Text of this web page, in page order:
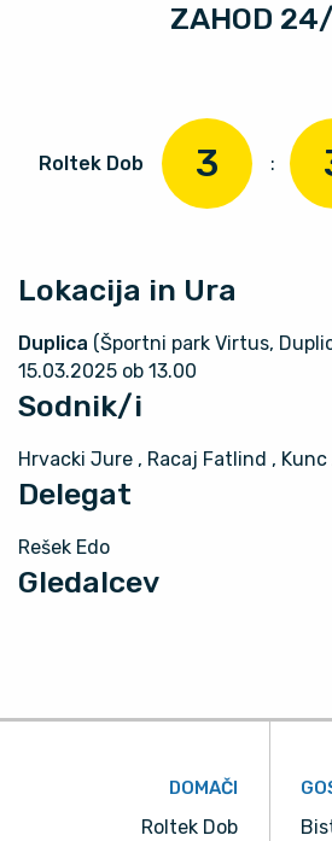
ZAHOD
Roltek Dob 3 :
Lokacija in Ura
Duplica (Športni park Virtus,
15.03.2025 ob 13.00
Sodnik/i
Hrvacki Jure , Racaj Fatlind ,
Delegat
Rešek Edo
Gledalcev
DOMAČI
Roltek Dob